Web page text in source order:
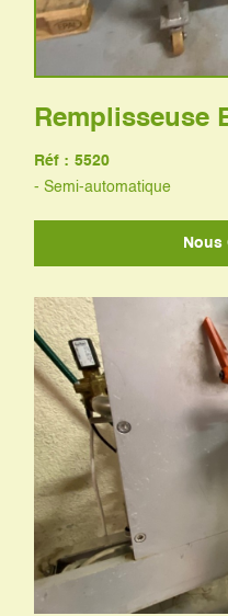
Remplisseuse
Réf : 5520
- Semi-automatique
Nous